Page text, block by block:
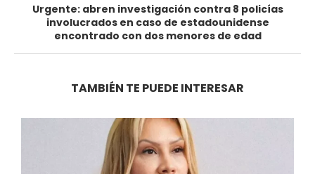
Urgente: abren investigación contra 8 policías
involucrados en caso de estadounidense
encontrado con dos menores de edad
TAMBIÉN TE PUEDE INTERESAR